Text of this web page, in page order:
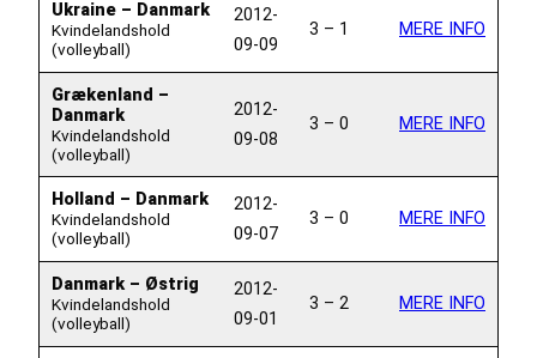
Ukraine – Danmark
Kvindelandshold
(volleyball)
2012-
09-09
3 – 1 MERE INFO
Grækenland –
Danmark
Kvindelandshold
(volleyball)
2012-
09-08
3 – 0 MERE INFO
Holland – Danmark
Kvindelandshold
(volleyball)
2012-
09-07
3 – 0 MERE INFO
Danmark – Østrig
Kvindelandshold
(volleyball)
2012-
09-01
3 – 2 MERE INFO